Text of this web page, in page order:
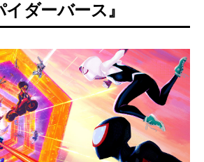
ダーバース』